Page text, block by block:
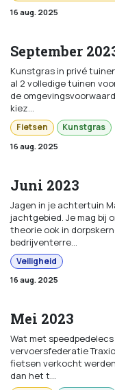
16 aug. 2025
September
Kunstgras in privé
al 2 volledige tuinen
de
kiez...
Fietsen Kunstgras
16 aug. 2025
Juni 2023
Jagen in je achtertuin
jachtgebied. Je mag bij
theorie ook in
bedrijventerre...
Veiligheid
16 aug. 2025
Mei 2023
Wat met
vervoersfederatie
fietsen verkocht
dan het t...